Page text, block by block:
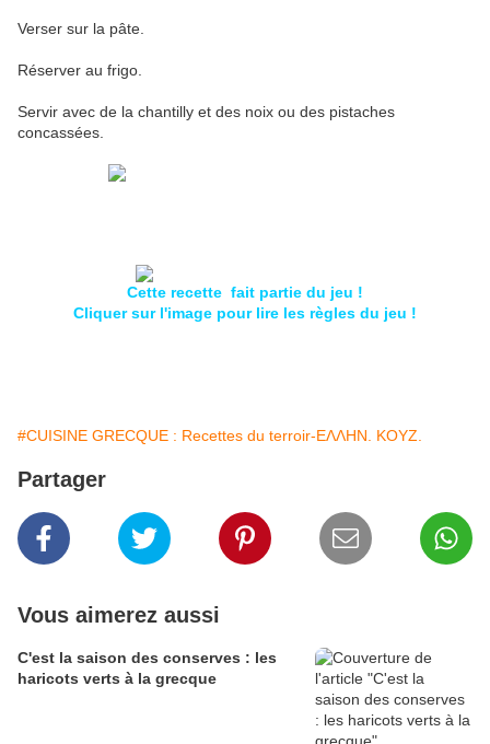
Verser sur la pâte.
Réserver au frigo.
Servir avec de la chantilly et des noix ou des pistaches
concassées.
Cette recette fait partie du jeu !
Cliquer sur l'image pour lire les règles du jeu !
#CUISINE GRECQUE : Recettes du terroir-ΕΛΛΗΝ. ΚΟΥΖ.
Partager
Vous aimerez aussi
C'est la saison des conserves : les
haricots verts à la grecque